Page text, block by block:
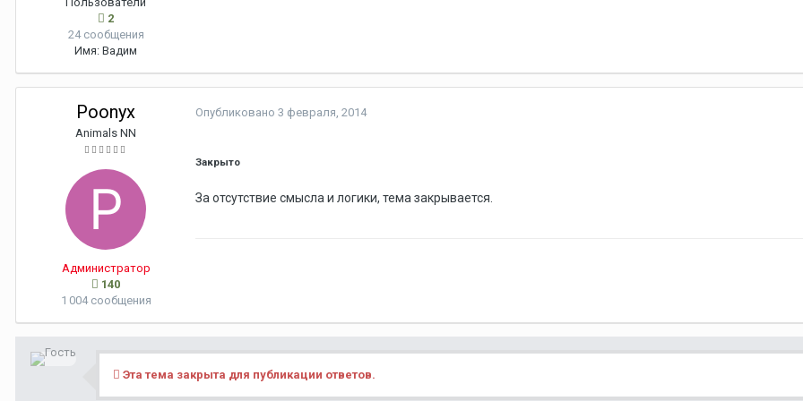
2
24 сообщения
Имя: Вадим
Poonyx
Animals NN
Администратор
140
1 004 сообщения
Опубликовано 3 февраля, 2014
Закрыто
За отсутствие смысла и логики, тема закрывается.
Эта тема закрыта для публикации ответов.